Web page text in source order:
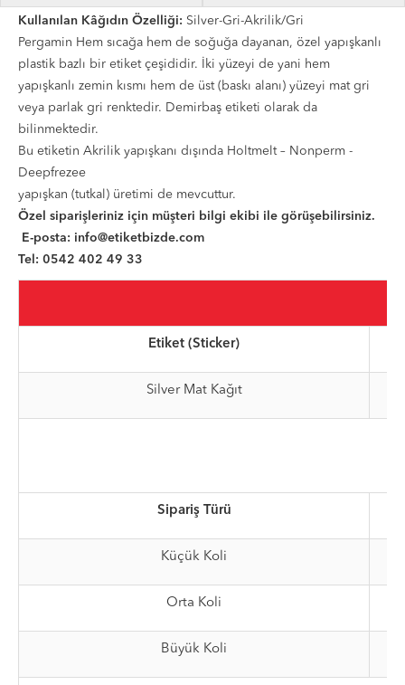
Kullanılan Kâğıdın Özelliği: Silver-Gri-Akrilik/Gri
Pergamin Hem sıcağa hem de soğuğa dayanan, özel yapışkanlı
plastik bazlı bir etiket çeşididir. İki yüzeyi de yani hem
yapışkanlı zemin kısmı hem de üst (baskı alanı) yüzeyi mat gri
veya parlak gri renktedir. Demirbaş etiketi olarak da
bilinmektedir.
Bu etiketin Akrilik yapışkanı dışında Holtmelt – Nonperm -
Deepfrezee
yapışkan (tutkal) üretimi de mevcuttur.
Özel siparişleriniz için müşteri bilgi ekibi ile görüşebilirsiniz.
E-posta: info@etiketbizde.com
Tel: 0542 402 49 33
Etiket (Sticker)
Silver Mat Kağıt
Sipariş Türü
Küçük Koli
Orta Koli
Büyük Koli